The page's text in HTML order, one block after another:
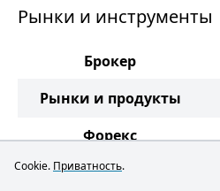
Рынки и инструменты
Брокер
Рынки и продукты
Форекс
Металлы
Cookie. Приватность.